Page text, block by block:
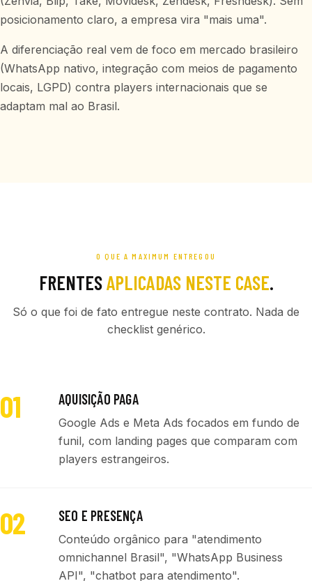
posicionamento claro, a empresa vira "mais uma".
A diferenciação real vem de foco em mercado brasileiro
(WhatsApp nativo, integração com meios de pagamento
locais, LGPD) contra players internacionais que se
adaptam mal ao Brasil.
O QUE A MAXIMUM ENTREGOU
FRENTESAPLICADAS NESTE CASE.
Só o que foi de fato entregue neste contrato. Nada de
checklist genérico.
01 AQUISIÇÃO PAGA
Google Ads e Meta Ads focados em fundo de
funil, com landing pages que comparam com
players estrangeiros.
02 SEO E PRESENÇA
Conteúdo orgânico para "atendimento
omnichannel Brasil", "WhatsApp Business
API", "chatbot para atendimento".